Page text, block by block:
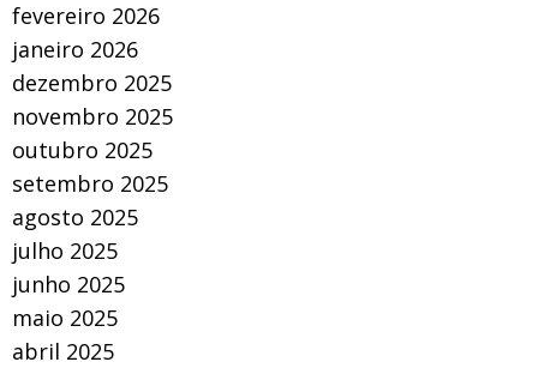
fevereiro 2026
janeiro 2026
dezembro 2025
novembro 2025
outubro 2025
setembro 2025
agosto 2025
julho 2025
junho 2025
maio 2025
abril 2025